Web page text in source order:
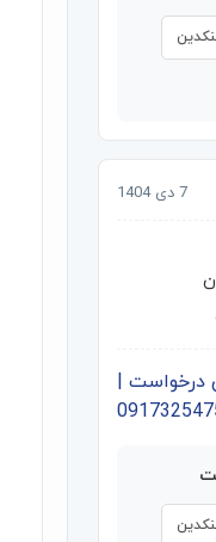
7 دی 1404
درخواست |